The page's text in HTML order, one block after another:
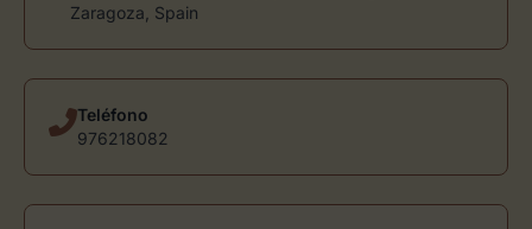
Zaragoza, Spain
Teléfono
976218082